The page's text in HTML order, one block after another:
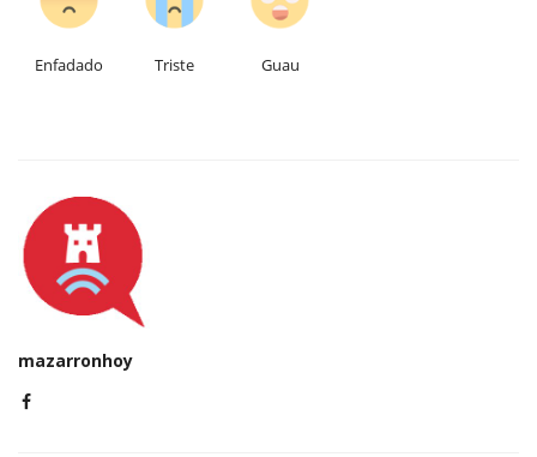
Enfadado Triste Guau
mazarronhoy